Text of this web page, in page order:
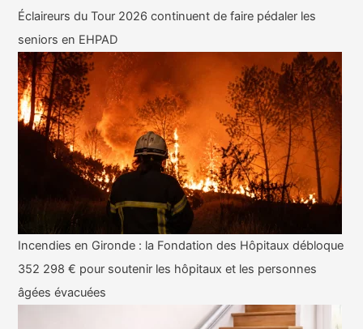
Éclaireurs du Tour 2026 continuent de faire pédaler les
seniors en EHPAD
Incendies en Gironde : la Fondation des Hôpitaux débloque
352 298 € pour soutenir les hôpitaux et les personnes
âgées évacuées